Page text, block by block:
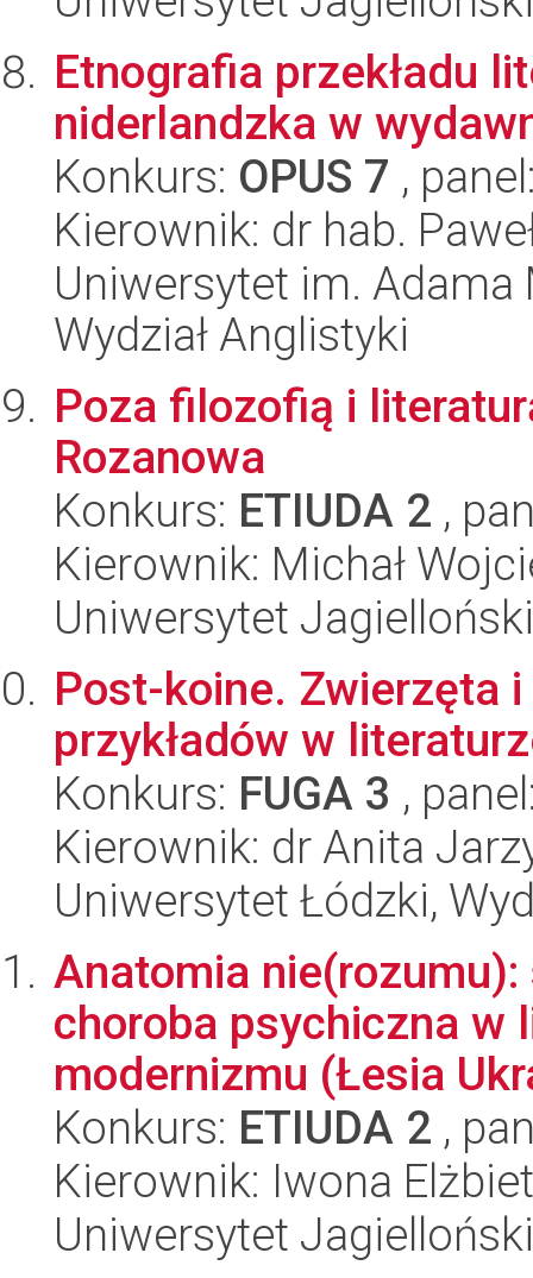
Etnografia przekładu
niderlandzka w
Konkurs: OPUS 7 ,
Kierownik: dr hab.
Uniwersytet im.
Wydział Anglistyki
Poza filozofią i
Rozanowa
Konkurs: ETIUDA 2 ,
Kierownik: Michał
Uniwersytet
Post-koine. Zwierzęta
przykładów w
Konkurs: FUGA 3 ,
Kierownik: dr Anita
Uniwersytet Łódzki,
Anatomia
choroba psychiczna w
modernizmu (Łesia
Konkurs: ETIUDA 2 ,
Kierownik: Iwona
Uniwersytet